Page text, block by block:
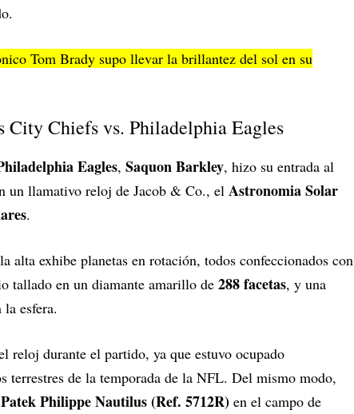
Tom Brady supo llevar la brillantez del sol en su
City Chiefs vs. Philadelphia Eagles
Eagles, Saquon Barkley, hizo su entrada al
un llamativo reloj de Jacob & Co., el Astronomia Solar
.
alta exhibe planetas en rotación, todos confeccionados con
tallado en un diamante amarillo de 288 facetas, y una
esfera.
reloj durante el partido, ya que estuvo ocupado
terrestres de la temporada de la NFL. Del mismo modo,
Patek Philippe Nautilus (Ref. 5712R) en el campo de